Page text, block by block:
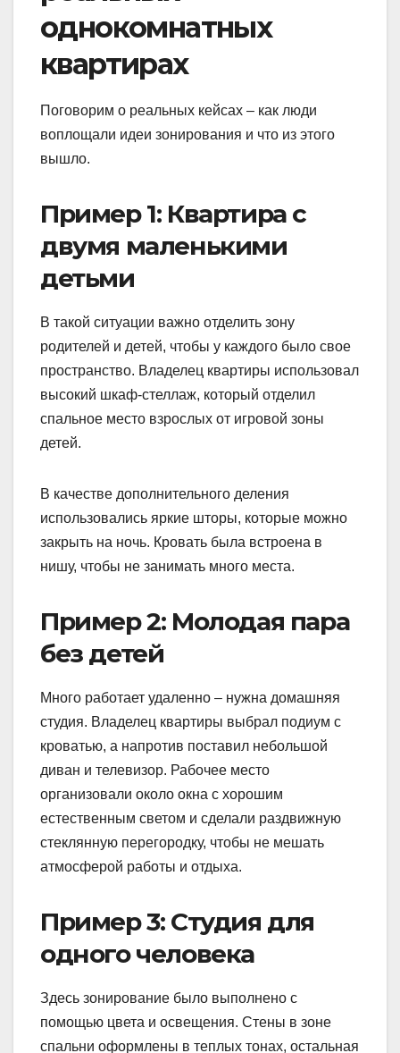
однокомнатных
квартирах
Поговорим о реальных кейсах – как люди
воплощали идеи зонирования и что из этого
вышло.
Пример 1: Квартира с
двумя маленькими
детьми
В такой ситуации важно отделить зону
родителей и детей, чтобы у каждого было свое
пространство. Владелец квартиры использовал
высокий шкаф-стеллаж, который отделил
спальное место взрослых от игровой зоны
детей.
В качестве дополнительного деления
использовались яркие шторы, которые можно
закрыть на ночь. Кровать была встроена в
нишу, чтобы не занимать много места.
Пример 2: Молодая пара
без детей
Много работает удаленно – нужна домашняя
студия. Владелец квартиры выбрал подиум с
кроватью, а напротив поставил небольшой
диван и телевизор. Рабочее место
организовали около окна с хорошим
естественным светом и сделали раздвижную
стеклянную перегородку, чтобы не мешать
атмосферой работы и отдыха.
Пример 3: Студия для
одного человека
Здесь зонирование было выполнено с
помощью цвета и освещения. Стены в зоне
спальни оформлены в теплых тонах, остальная